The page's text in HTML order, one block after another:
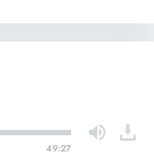
49:27